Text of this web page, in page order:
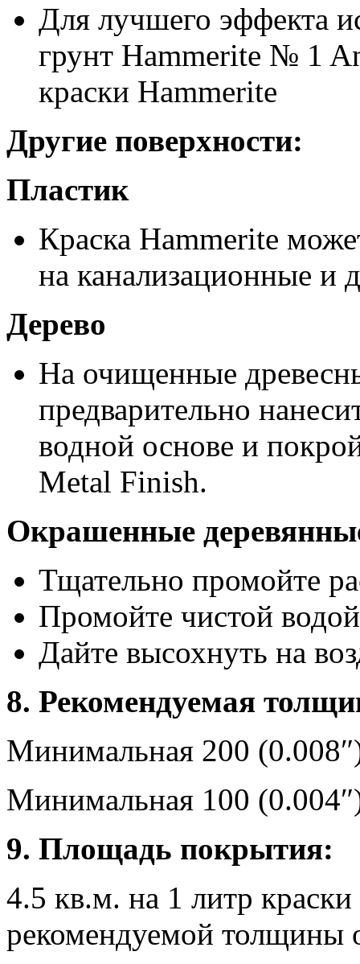
Для лучшего эффекта
грунт Hammerite № 1
краски Hammerite
Другие поверхности:
Пластик
Краска Hammerite
на канализационные и
Дерево
На очищенные
предварительно
водной основе и
Metal Finish.
Окрашенные
Тщательно промойте
Промойте чистой
Дайте высохнуть на
8. Рекомендуемая
Минимальная 200
Минимальная 100
9. Площадь покрытия:
4.5 кв.м. на 1 литр
рекомендуемой толщины